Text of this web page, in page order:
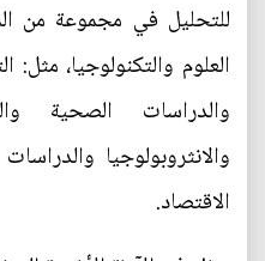
للتحليل في مجموعة من
العلوم والتكنولوجيا، مثل:
والدراسات الصحية
والانثروبولوجيا
الاقتصاد.